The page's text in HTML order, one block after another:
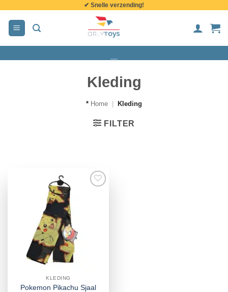
inhoud
✔ Snelle verzending!
Kleding
* Home Kleding
FILTER
KLEDING
Pokemon Pikachu Sjaal